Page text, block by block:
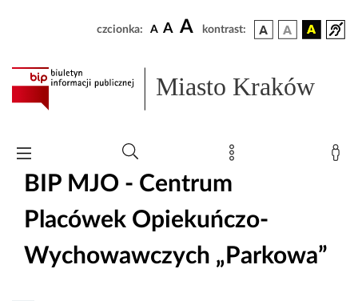
czcionka: A A A kontrast:
Miasto Kraków
BIP MJO - Centrum
Placówek Opiekuńczo-
Wychowawczych „Parkowa”